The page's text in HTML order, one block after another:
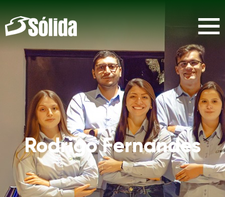
Rodrigo Fernandes